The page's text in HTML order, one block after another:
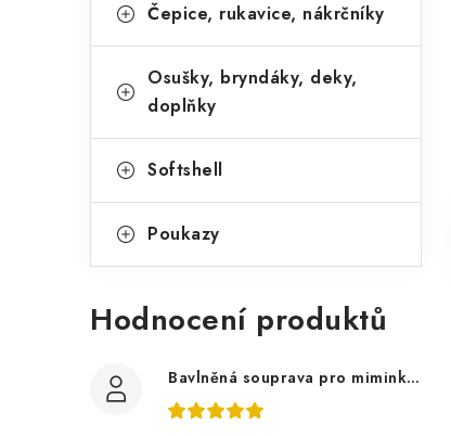
Čepice, rukavice, nákrčníky
Osušky, bryndáky, deky,
doplňky
Softshell
Poukazy
Hodnocení produktů
Bavlněná souprava pro miminko, zvířátka v lese